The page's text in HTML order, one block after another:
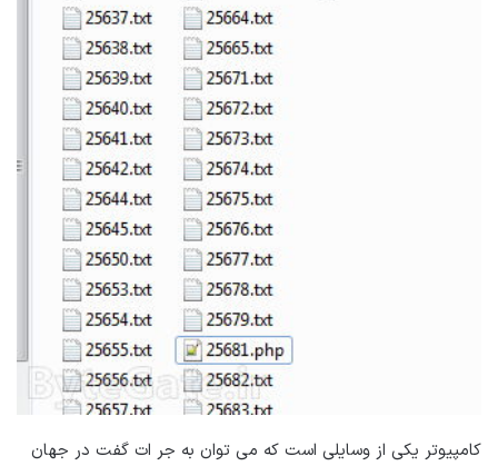
کامپیوتر یکی از وسایلی است که می توان به جر ات گفت در جهان